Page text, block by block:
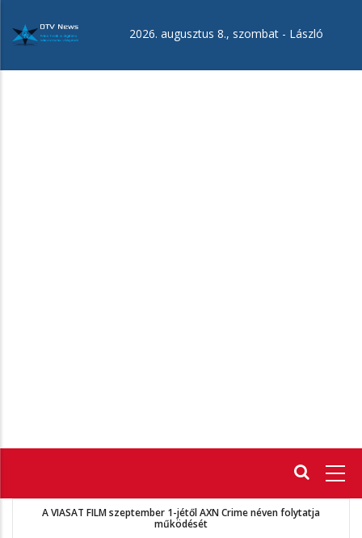
tartalomra
2026. augusztus 8., szombat - László
MKSZ-Sport TV megállapodás